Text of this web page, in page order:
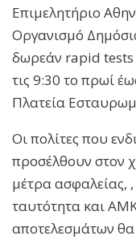
Επιμελητήριο
Οργανισμό
δωρεάν rapid
τις 9:30 το πρωί
Πλατεία
Οι πολίτες που
προσέλθουν στον
μέτρα ασφαλείας,
ταυτότητα και
αποτελεσμάτων θα